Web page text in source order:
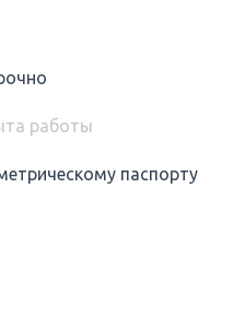
работы
паспорту